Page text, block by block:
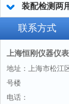
联系方式
上海恒刚仪器仪
地址：上海市松江
号楼
电话：